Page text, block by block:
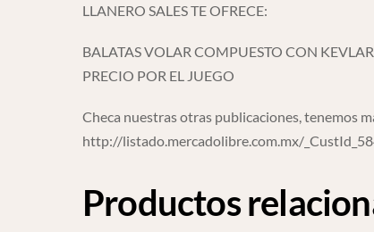
LLANERO SALES TE OFRECE:
BALATAS VOLAR COMPUESTO CON
PRECIO POR EL JUEGO
Checa nuestras otras publicaciones, tenemos
http://listado.mercadolibre.com.mx/
Productos